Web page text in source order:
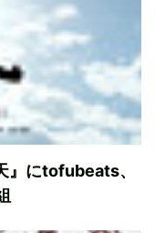
』にtofubeats、